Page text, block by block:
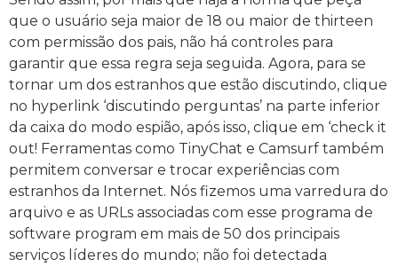
que o usuário seja maior de 18 ou maior de thirteen
com permissão dos pais, não há controles para
garantir que essa regra seja seguida. Agora, para se
tornar um dos estranhos que estão discutindo, clique
no hyperlink ‘discutindo perguntas’ na parte inferior
da caixa do modo espião, após isso, clique em ‘check it
out! Ferramentas como TinyChat e Camsurf também
permitem conversar e trocar experiências com
estranhos da Internet. Nós fizemos uma varredura do
arquivo e as URLs associadas com esse programa de
software program em mais de 50 dos principais
serviços líderes do mundo; não foi detectada